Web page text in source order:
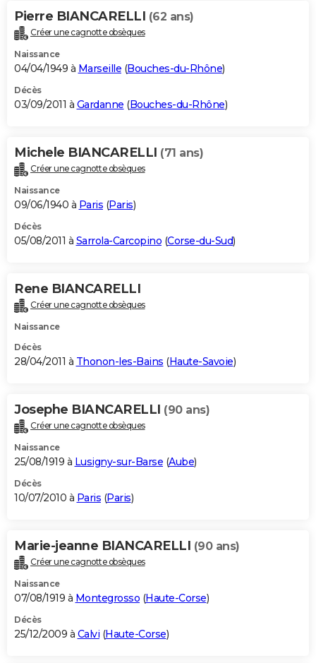
Pierre BIANCARELLI (62 ans)
Créer une cagnotte obsèques
Naissance
04/04/1949 à Marseille (Bouches-du-Rhône)
Décès
03/09/2011 à Gardanne (Bouches-du-Rhône)
Michele BIANCARELLI (71 ans)
Créer une cagnotte obsèques
Naissance
09/06/1940 à Paris (Paris)
Décès
05/08/2011 à Sarrola-Carcopino (Corse-du-Sud)
Rene BIANCARELLI
Créer une cagnotte obsèques
Naissance
Décès
28/04/2011 à Thonon-les-Bains (Haute-Savoie)
Josephe BIANCARELLI (90 ans)
Créer une cagnotte obsèques
Naissance
25/08/1919 à Lusigny-sur-Barse (Aube)
Décès
10/07/2010 à Paris (Paris)
Marie-jeanne BIANCARELLI (90 ans)
Créer une cagnotte obsèques
Naissance
07/08/1919 à Montegrosso (Haute-Corse)
Décès
25/12/2009 à Calvi (Haute-Corse)